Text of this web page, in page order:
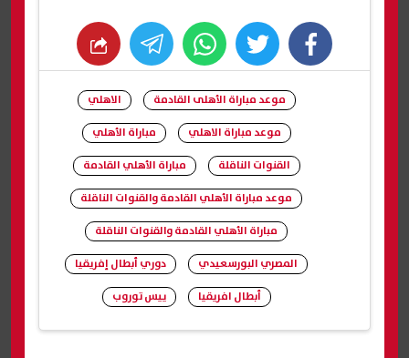
facebook
twitter
whats
موعد مباراة الأهلى القادمة
الاهلي
موعد مباراة الاهلي
مباراة الأهلي
القنوات الناقلة
مباراة الأهلي القادمة
موعد مباراة الأهلي القادمة والقنوات الناقلة
مباراة الأهلي القادمة والقنوات الناقلة
المصري البورسعيدي
دوري أبطال إفريقيا
أبطال افريقيا
ييس توروب